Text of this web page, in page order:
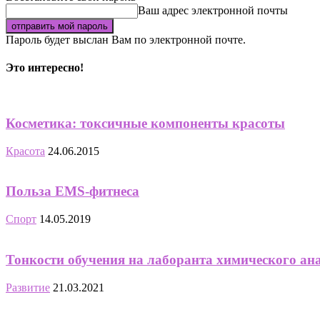
Ваш адрес электронной почты
Пароль будет выслан Вам по электронной почте.
Это интересно!
Косметика: токсичные компоненты красоты
Красота 24.06.2015
Польза EMS-фитнеса
Спорт 14.05.2019
Тонкости обучения на лаборанта химического
Развитие 21.03.2021